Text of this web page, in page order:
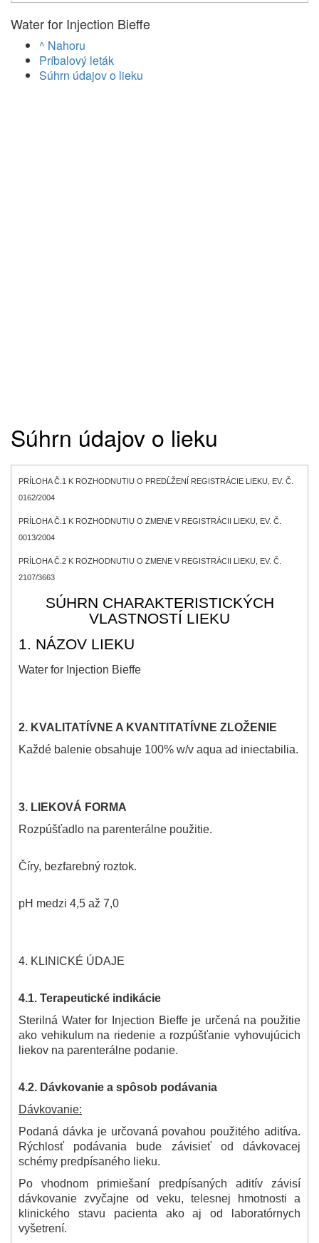
Water for Injection Bieffe
^ Nahoru
Príbalový leták
Súhrn údajov o lieku
Súhrn údajov o lieku
PRÍLOHA Č.1 K ROZHODNUTIU O PREDĹŽENÍ REGISTRÁCIE LIEKU, EV. Č.
0162/2004
PRÍLOHA Č.1 K ROZHODNUTIU O ZMENE V REGISTRÁCII LIEKU, EV. Č.
0013/2004
PRÍLOHA Č.2 K ROZHODNUTIU O ZMENE V REGISTRÁCII LIEKU, EV. Č.
2107/3663
SÚHRN CHARAKTERISTICKÝCH
VLASTNOSTÍ LIEKU
1. NÁZOV LIEKU
Water for Injection Bieffe
2. KVALITATÍVNE A KVANTITATÍVNE ZLOŽENIE
Každé balenie obsahuje 100% w/v aqua ad iniectabilia.
3. LIEKOVÁ FORMA
Rozpúšťadlo na parenterálne použitie.
Číry, bezfarebný roztok.
pH medzi 4,5 až 7,0
4. KLINICKÉ ÚDAJE
4.1. Terapeutické indikácie
Sterilná Water for Injection Bieffe je určená na použitie
ako vehikulum na riedenie a rozpúšťanie vyhovujúcich
liekov na parenterálne podanie.
4.2. Dávkovanie a spôsob podávania
Dávkovanie:
Podaná dávka je určovaná povahou použitého aditíva.
Rýchlosť podávania bude závisieť od dávkovacej
schémy predpísaného lieku.
Po vhodnom primiešaní predpísaných aditív závisí
dávkovanie zvyčajne od veku, telesnej hmotnosti a
klinického stavu pacienta ako aj od laboratórnych
vyšetrení.